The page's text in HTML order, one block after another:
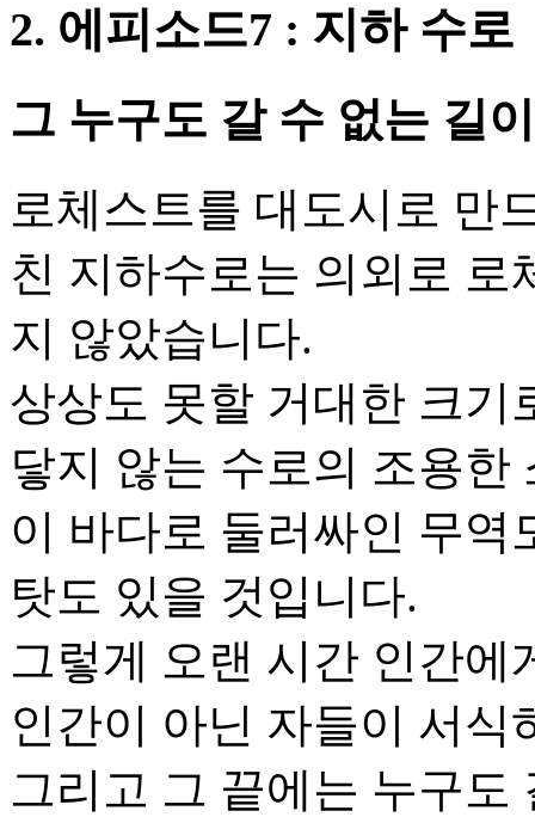
2. 에피소드7 : 지하 수로
그 누구도 갈 수 없는 길
로체스트를 대도시로 만
친 지하수로는 의외로
지 않았습니다.
상상도 못할 거대한 크기
닿지 않는 수로의 조용한
이 바다로 둘러싸인 무
탓도 있을 것입니다.
그렇게 오랜 시간 인간에
인간이 아닌 자들이 서식
그리고 그 끝에는 누구도